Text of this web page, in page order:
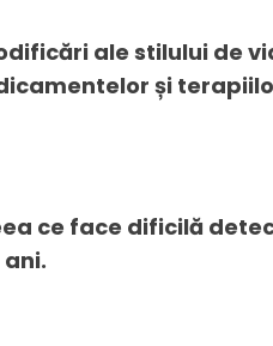
ale stilului de
și
ce face dificilă